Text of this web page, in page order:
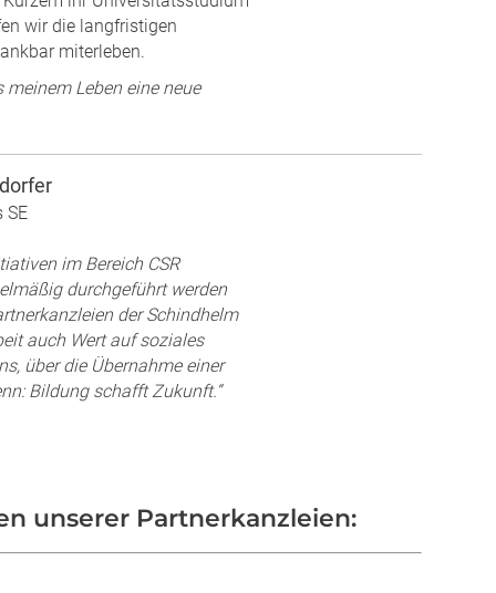
wir die langfristigen
miterleben.
Leben eine neue
SE
im Bereich CSR
durchgeführt werden
der Schindhelm
auch Wert auf soziales
über die Übernahme einer
Bildung schafft Zukunft.“
unserer Partnerkanzleien: